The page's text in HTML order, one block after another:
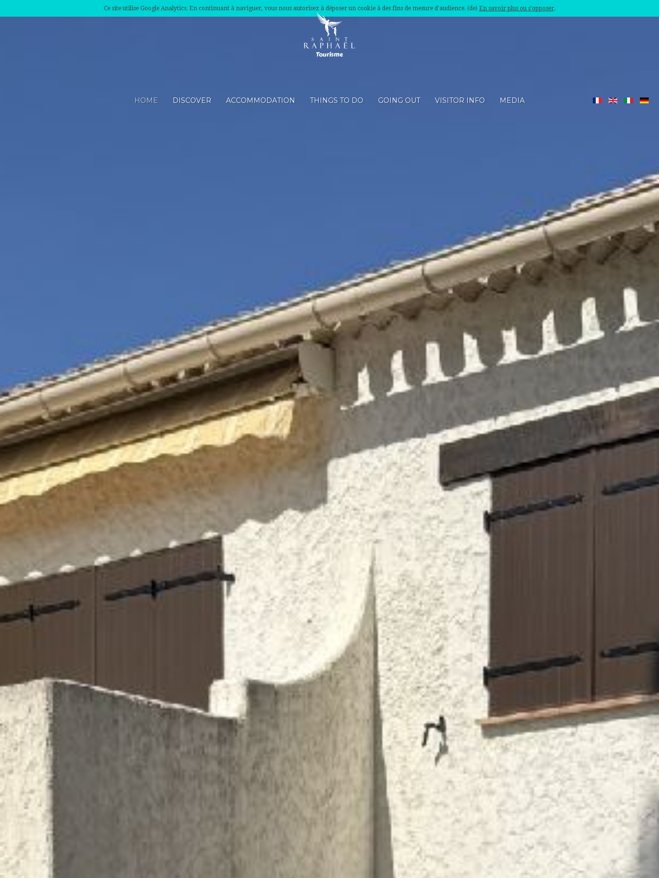
Ce site utilise Google Analytics. En continuant à naviguer, vous nous autorisez à déposer un cookie à des fins de mesure d'audience. (de) En savoir plus ou s'opposer.
HOME DISCOVER ACCOMMODATION THINGS TO DO GOING OUT VISITOR INFO MEDIA